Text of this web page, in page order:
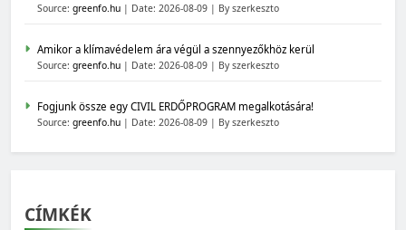
Source: greenfo.hu Date: 2026-08-09 By szerkeszto
Amikor a klímavédelem ára végül a szennyezőkhöz kerül
Source: greenfo.hu Date: 2026-08-09 By szerkeszto
Fogjunk össze egy CIVIL ERDŐPROGRAM megalkotására!
Source: greenfo.hu Date: 2026-08-09 By szerkeszto
CÍMKÉK